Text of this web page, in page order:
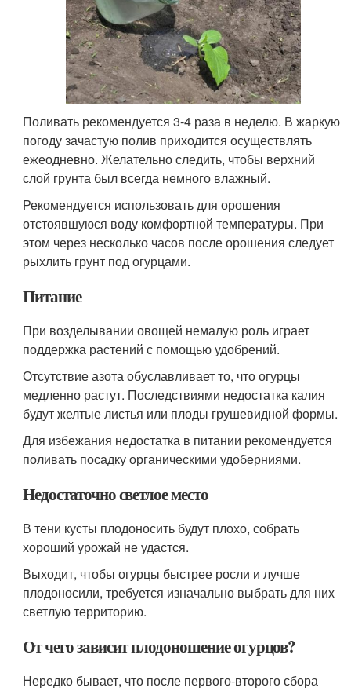
Поливать рекомендуется 3-4 раза в неделю. В жаркую
погоду зачастую полив приходится осуществлять
ежеодневно. Желательно следить, чтобы верхний
слой грунта был всегда немного влажный.
Рекомендуется использовать для орошения
отстоявшуюся воду комфортной температуры. При
этом через несколько часов после орошения следует
рыхлить грунт под огурцами.
Питание
При возделывании овощей немалую роль играет
поддержка растений с помощью удобрений.
Отсутствие азота обуславливает то, что огурцы
медленно растут. Последствиями недостатка калия
будут желтые листья или плоды грушевидной формы.
Для избежания недостатка в питании рекомендуется
поливать посадку органическими удоберниями.
Недостаточно светлое место
В тени кусты плодоносить будут плохо, собрать
хороший урожай не удастся.
Выходит, чтобы огурцы быстрее росли и лучше
плодоносили, требуется изначально выбрать для них
светлую территорию.
От чего зависит плодоношение огурцов?
Нередко бывает, что после первого-второго сбора